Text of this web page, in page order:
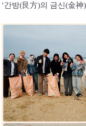
‘간방(艮方)의 금신(金